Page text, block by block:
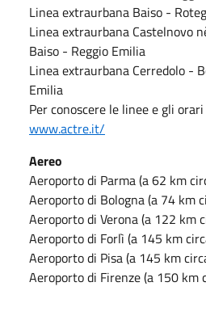
Linea extraurbana Baiso -
Linea extraurbana Castelnovo
Baiso - Reggio Emilia
Linea extraurbana Cerredolo -
Emilia
Per conoscere le linee e gli
www.actre.it/
Aereo
Aeroporto di Parma (a 62 km
Aeroporto di Bologna (a 74 km
Aeroporto di Verona (a 122 km
Aeroporto di Forlì (a 145 km
Aeroporto di Pisa (a 145 km
Aeroporto di Firenze (a 150 km